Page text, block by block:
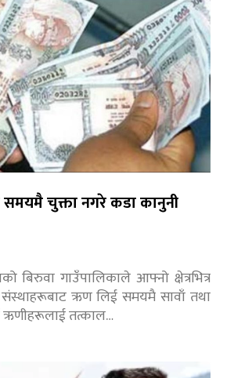
चुक्ता नगरे कडा कानुनी
बिरुवा गाउँपालिकाले आफ्नो क्षेत्रभित्र
संस्थाहरूबाट ऋण लिई समयमै सावाँ तथा
ऋणीहरूलाई तत्काल…